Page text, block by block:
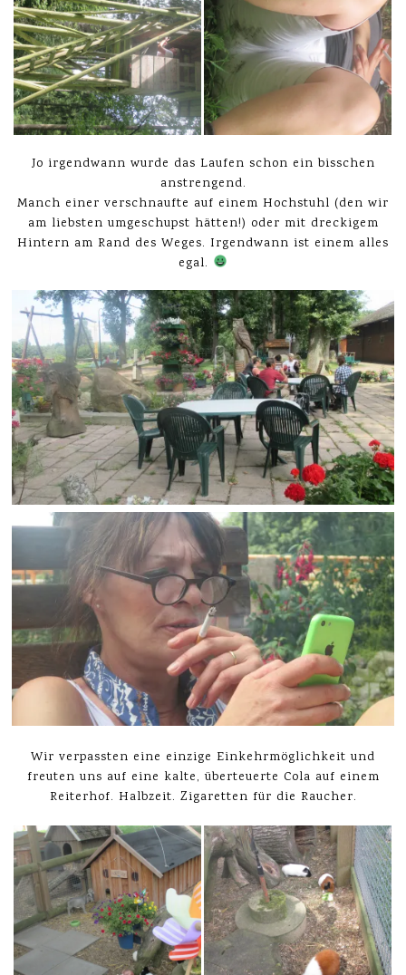
Jo irgendwann wurde das Laufen schon ein bisschen
anstrengend.
Manch einer verschnaufte auf einem Hochstuhl (den wir
am liebsten umgeschupst hätten!) oder mit dreckigem
Hintern am Rand des Weges. Irgendwann ist einem alles
egal.
Wir verpassten eine einzige Einkehrmöglichkeit und
freuten uns auf eine kalte, überteuerte Cola auf einem
Reiterhof. Halbzeit. Zigaretten für die Raucher.